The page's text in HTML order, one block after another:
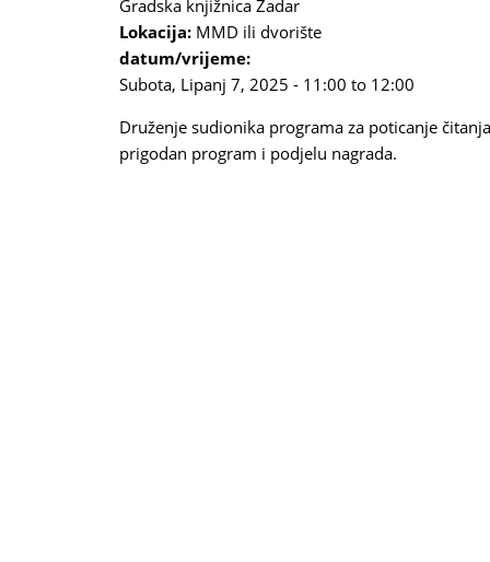
Gradska knjižnica Zadar
Lokacija: MMD ili dvorište
datum/vrijeme:
Subota, Lipanj 7, 2025 - 11:00 to 12:00
Druženje sudionika programa za poticanje
prigodan program i podjelu nagrada.